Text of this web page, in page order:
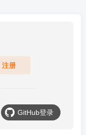
注册
GitHub登录